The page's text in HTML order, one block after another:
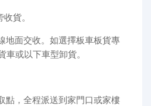
貨。
地面交收。如選擇板車板貨專
車或以下車型卸貨。
點，全程派送到家門口或家樓